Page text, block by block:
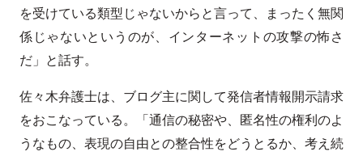
を受けている類型じゃないからと言って、まったく無関
係じゃないというのが、インターネットの攻撃の怖さ
だ」と話す。
佐々木弁護士は、ブログ主に関して発信者情報開示請求
をおこなっている。「通信の秘密や、匿名性の権利のよ
うなもの、表現の自由との整合性をどうとるか、考え続